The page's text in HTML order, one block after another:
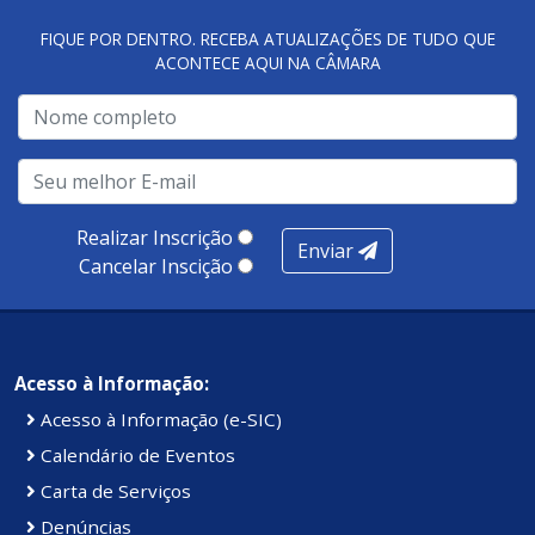
A metodologia de avaliação se concentra em 7 pilares:
qualidade no atendimento remoto, gestão, oferta /
realização de soluções, ambiente de negócios,
infraestrutura, presença digital e cobertura e
produtividade. Somados, todos as categorias totalizam
Kennedy.
FIQUE POR DENTRO. RECEBA ATUALIZAÇÕES DE TUDO QUE
ACONTECE AQUI NA CÂMARA
Realizar Inscrição
Cancelar Inscição
Enviar
Acesso à Informação:
Acesso à Informação (e-SIC)
Calendário de Eventos
Carta de Serviços
Denúncias